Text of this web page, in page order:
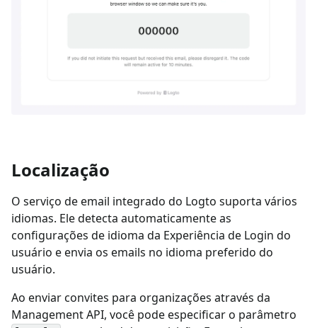
Localização
O serviço de email integrado do Logto suporta vários
idiomas. Ele detecta automaticamente as
configurações de idioma da Experiência de Login do
usuário e envia os emails no idioma preferido do
usuário.
Ao enviar convites para organizações através da
Management API, você pode especificar o parâmetro